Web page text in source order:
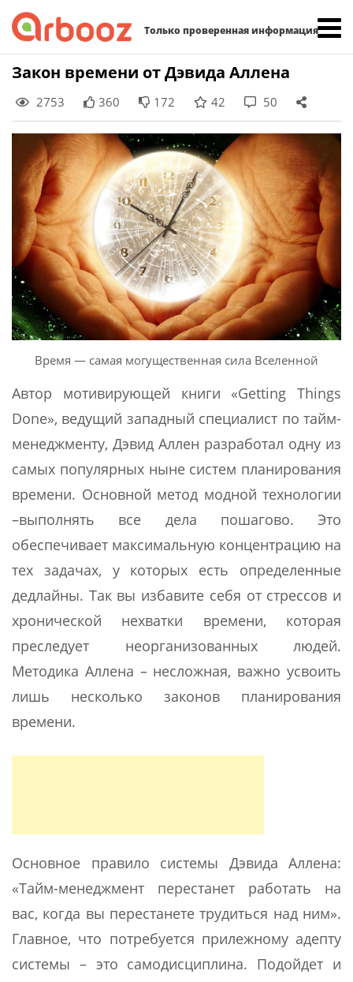
Только проверенная информация
Skip
content
Закон времени от Дэвида Аллена
2753 360 172 42 50
Время — самая могущественная сила Вселенной
Автор мотивирующей книги «Getting Things
Done», ведущий западный специалист по тайм-
менеджменту, Дэвид Аллен разработал одну из
самых популярных ныне систем планирования
времени. Основной метод модной технологии
–выполнять все дела пошагово. Это
обеспечивает максимальную концентрацию на
тех задачах, у которых есть определенные
дедлайны. Так вы избавите себя от стрессов и
хронической нехватки времени, которая
преследует неорганизованных людей.
Методика Аллена – несложная, важно усвоить
лишь несколько законов планирования
времени.
Основное правило системы Дэвида Аллена:
«Тайм-менеджмент перестанет работать на
вас, когда вы перестанете трудиться над ним».
Главное, что потребуется прилежному адепту
системы – это самодисциплина. Подойдет и
Найти: